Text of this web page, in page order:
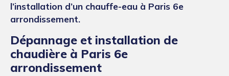
l’installation d’un chauffe-eau à Paris 6e
arrondissement.
Dépannage et installation de
chaudière à Paris 6e
arrondissement